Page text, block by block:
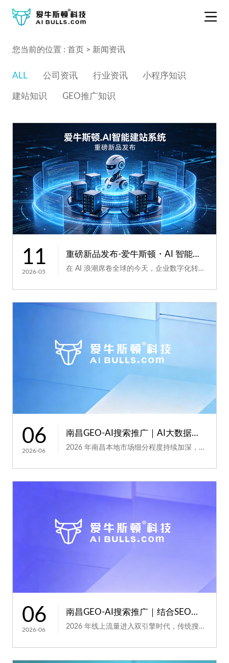
您当前的位置 : 首页 > 新闻资讯
ALL 公司资讯 行业资讯 小程序知识
建站知识 GEO推广知识
11
2026-05
重磅新品发布-爱牛斯顿・AI 智能建站系统，助力企业...
在 AI 浪潮席卷全球的今天，企业数字化转型早已从 “加分项” 变为生存发展的 “必答题”。而官网...
06
2026-06
南昌GEO-AI搜索推广｜AI大数据分析精准画像本地客户
2026 年南昌本地市场细分程度持续加深，不同区县、不同社区用户消费偏好、需求差异明显，粗放式全...
06
2026-06
南昌GEO-AI搜索推广｜结合SEO优化放大线上引流效果
2026 年线上流量进入双引擎时代，传统搜索引擎 SEO 与生成式 AI 引擎 GEO 优化并行发展，南昌本地...